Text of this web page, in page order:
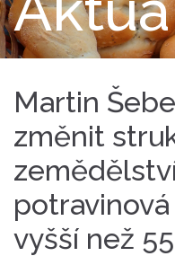
Martin
změnit
vyšší než 55